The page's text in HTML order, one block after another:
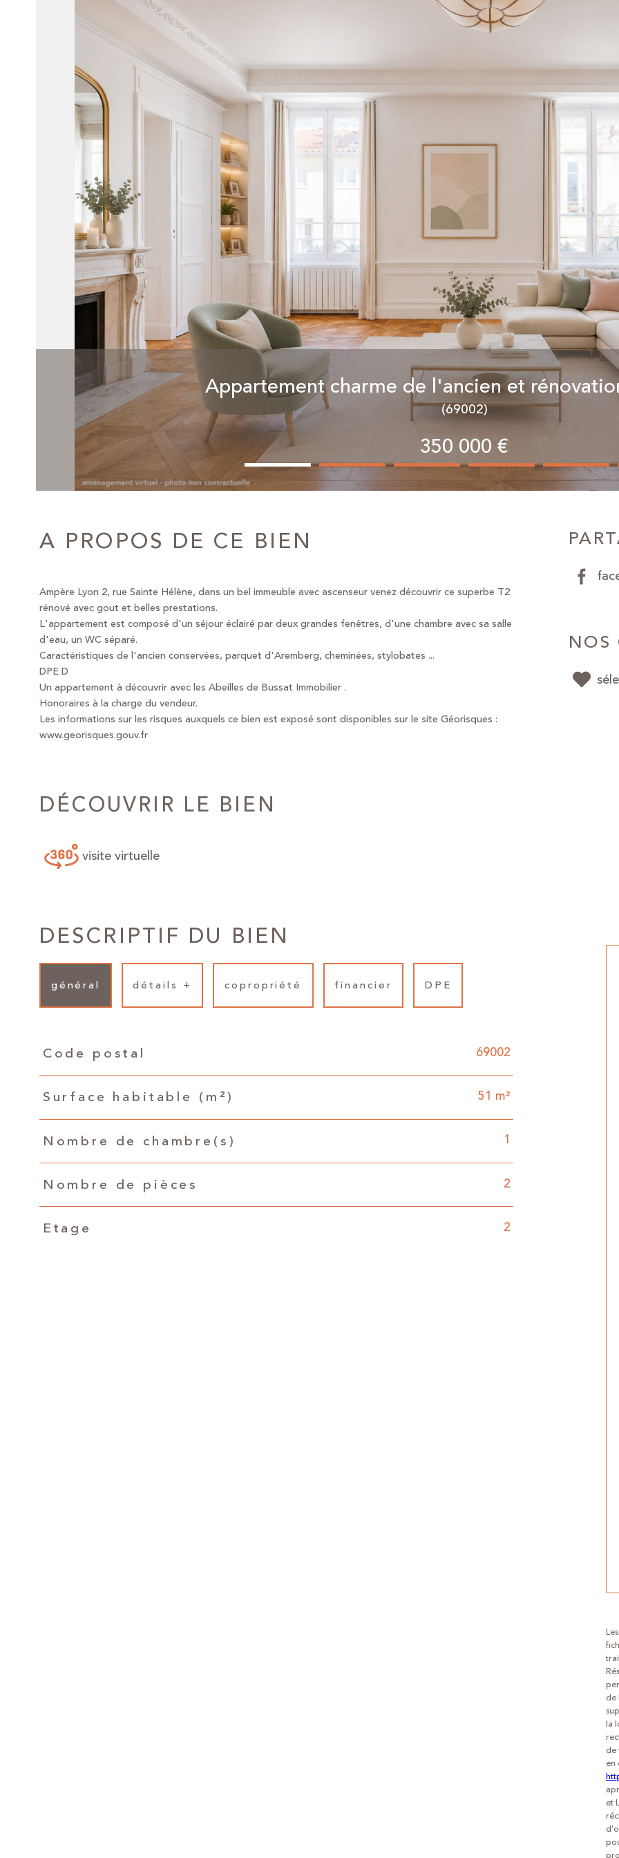
Appartement charme de l'ancien et
(69002)
350 000 €
A PROPOS DE CE BIEN
Ampère Lyon 2, rue Sainte Hélène, dans un bel immeuble avec ascenseur venez découvrir ce superbe T2
rénové avec gout et belles prestations.
L'appartement est composé d'un séjour éclairé par deux grandes fenêtres, d'une chambre avec sa salle
d'eau, un WC séparé.
Caractéristiques de l'ancien conservées, parquet d'Aremberg, cheminées, stylobates ...
DPE D
Un appartement à découvrir avec les Abeilles de Bussat Immobilier .
Honoraires à la charge du vendeur.
Les informations sur les risques auxquels ce bien est exposé sont disponibles sur le site Géorisques :
NOS
DÉCOUVRIR LE BIEN
visite virtuelle
DESCRIPTIF DU BIEN
général détails + copropriété financier DPE
TRAD_PAMPERO_Caracteristique
Code postal 69002
Surface habitable (m²) 51 m²
Nombre de chambre(s) 1
Nombre de pièces 2
Etage 2
de
la
de
en
et